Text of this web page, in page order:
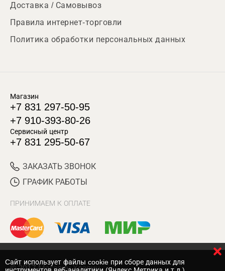
Доставка / Самовывоз
Правила интернет-торговли
Политика обработки персональных данных
Магазин
+7 831 297-50-95
+7 910-393-80-26
Сервисный центр
+7 831 295-50-67
ЗАКАЗАТЬ ЗВОНОК
ГРАФИК РАБОТЫ
ПРИНИМАЕМ К ОПЛАТЕ
© 2017 Магазин Хозяин
Cайт использует файлы cookie при сборе данных для